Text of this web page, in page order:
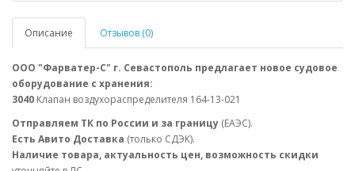
Описание Отзывов (0)
ООО "Фарватер-С" г. Севастополь предлагает новое судовое
оборудование с хранения:
3040 Клапан воздухораспределителя 164-13-021
Отправляем ТК по России и за границу (ЕАЭС).
Есть Авито Доставка (только СДЭК).
Наличие товара, актуальность цен, возможность скидки